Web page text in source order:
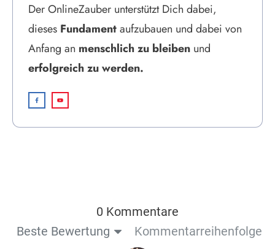
Der OnlineZauber unterstützt Dich dabei,
dieses Fundamentaufzubauen und dabei von
Anfang an menschlich zu bleiben und
erfolgreich zu werden.
0 Kommentare
Beste Bewertung
Kommentarreihenfolge